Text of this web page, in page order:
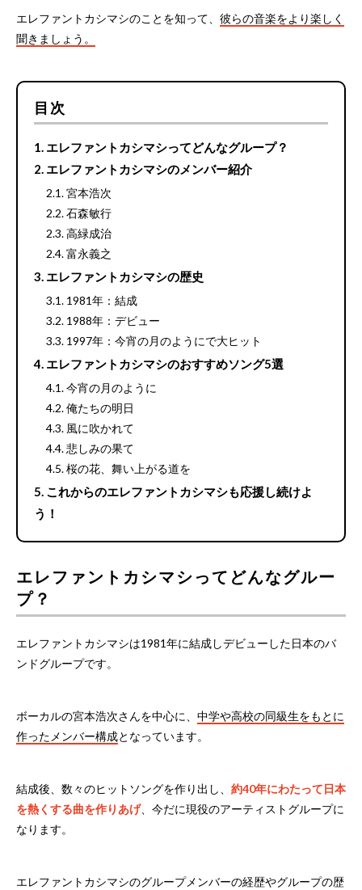
エレファントカシマシのことを知って、 彼らの音楽をより楽しく
聞きましょう。
目次
エレファントカシマシってどんなグループ？
エレファントカシマシのメンバー紹介
宮本浩次
石森敏行
高緑成治
富永義之
エレファントカシマシの歴史
1981年：結成
1988年：デビュー
1997年：今宵の月のようにで大ヒット
エレファントカシマシのおすすめソング5選
今宵の月のように
俺たちの明日
風に吹かれて
悲しみの果て
桜の花、舞い上がる道を
これからのエレファントカシマシも応援し続けよ
う！
エレファントカシマシってどんなグルー
プ？
エレファントカシマシは1981年に結成しデビューした日本のバ
ンドグループです。
ボーカルの宮本浩次さんを中心に、 中学や高校の同級生をもとに
作ったメンバー構成となっています。
結成後、数々のヒットソングを作り出し、 約40年にわたって日本
を熱くする曲を作りあげ、今だに現役のアーティストグループに
なります。
エレファントカシマシのグループメンバーの経歴やグループの歴